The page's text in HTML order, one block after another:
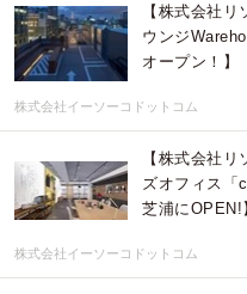
【株式会社
ウンジ
オープン！】
株式会社イーソーコドットコム
【株式会社
ズオフィス「
芝浦にOPEN!
株式会社イーソーコドットコム